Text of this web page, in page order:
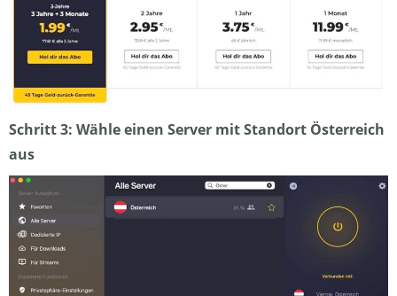
Schritt 3: Wähle einen Server mit Standort Österreich
aus